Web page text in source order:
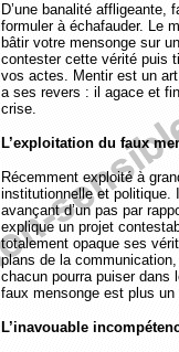
D’une banalité
formuler à échafauder. Le
bâtir votre mensonge sur
contester cette vérité puis
vos actes. Mentir est un
a ses revers : il agace et
crise.
L’exploitation du faux
Récemment exploité à
institutionnelle et politique.
avançant d’un pas par
explique un projet
totalement opaque ses
plans de la
chacun pourra puiser dans
faux mensonge est plus un
L’inavouable